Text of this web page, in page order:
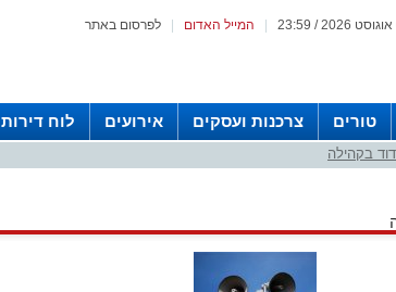
לפרסום באתר המייל האדום
טורים צרכנות ועסקים אירועים לוח דירות
בקהילה